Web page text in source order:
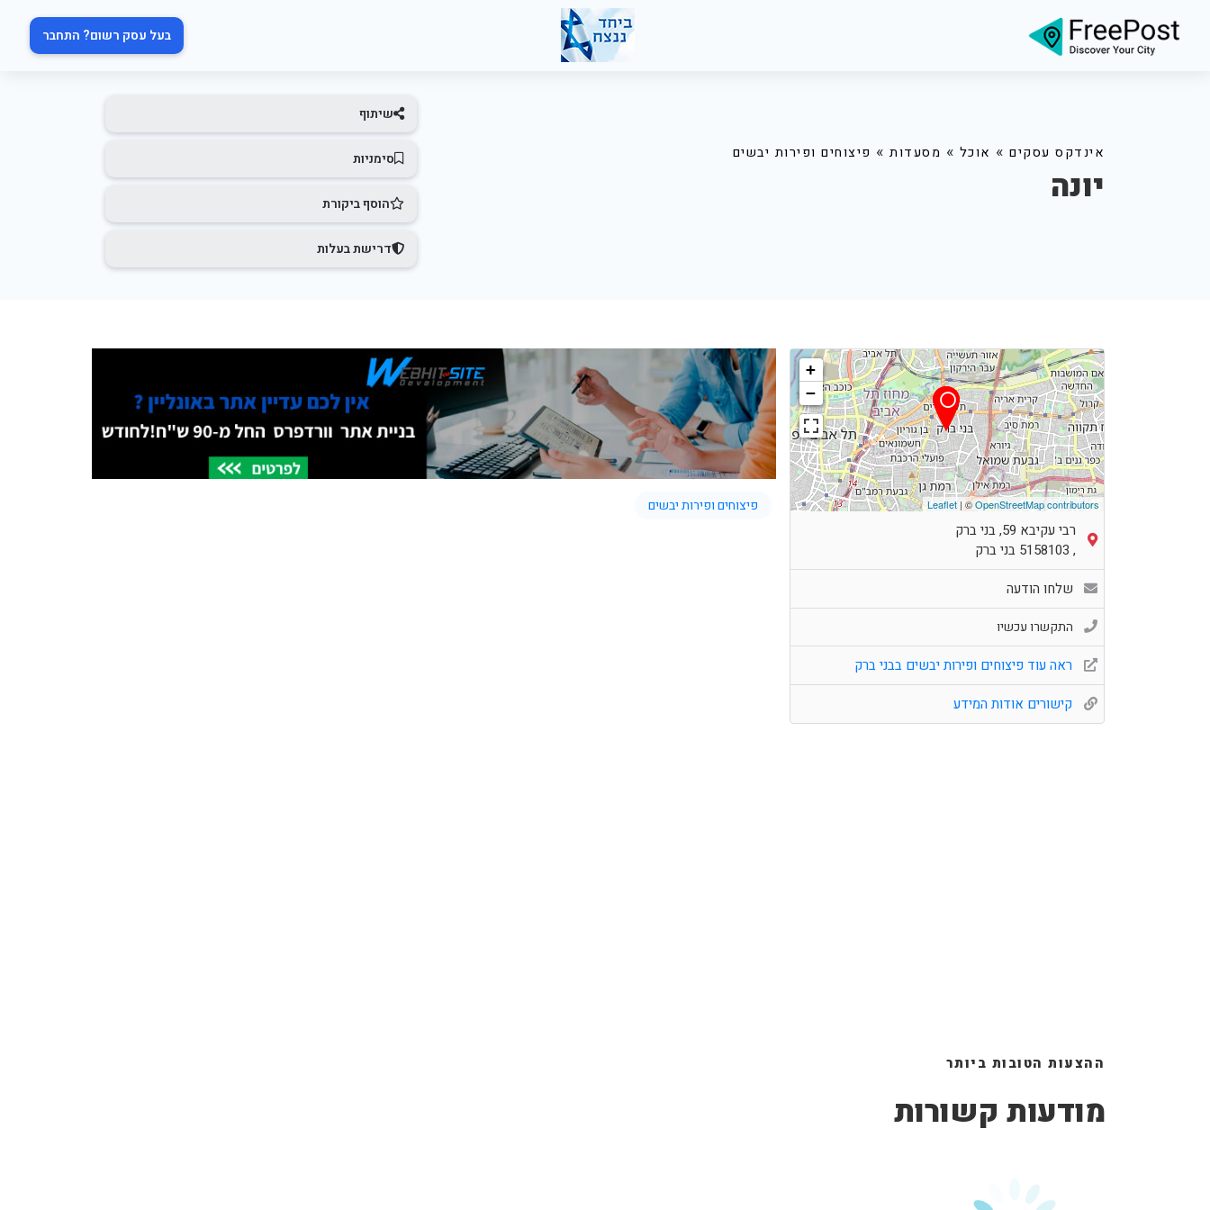
בעל עסק רשום? התחבר
אינדקס עסקים » אוכל » מסעדות » פיצוחים ופירות יבשים
יונה
שיתוף
סימניות
הוסף ביקורת
דרישת בעלות
+
−
Leaflet | ©OpenStreetMap contributors
רבי עקיבא 59, בני ברק
,
5158103 בני ברק
שלחו הודעה
התקשרו עכשיו
ראה עוד פיצוחים ופירות יבשים בבני ברק
קישורים אודות המידע
פיצוחים ופירות יבשים
ההצעות הטובות ביותר
מודעות קשורות